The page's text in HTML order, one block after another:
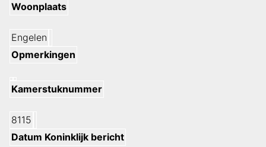
Woonplaats
Engelen
Opmerkingen
Kamerstuknummer
8115
Datum Koninklijk bericht